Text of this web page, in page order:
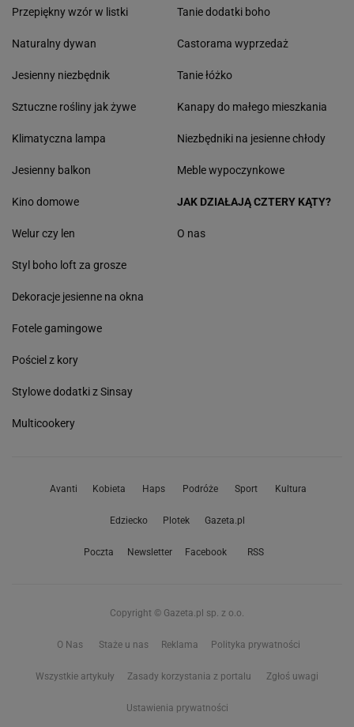
Przepiękny wzór w listki
Naturalny dywan
Jesienny niezbędnik
Sztuczne rośliny jak żywe
Klimatyczna lampa
Jesienny balkon
Tanie dodatki boho
Castorama wyprzedaż
Tanie łóżko
Kanapy do małego mieszkania
Niezbędniki na jesienne chłody
Meble wypoczynkowe
Kino domowe
Welur czy len
Styl boho loft za grosze
Dekoracje jesienne na okna
Fotele gamingowe
Pościel z kory
Stylowe dodatki z Sinsay
Multicookery
JAK DZIAŁAJĄ CZTERY KĄTY?
O nas
Avanti Kobieta Haps Podróże Sport Kultura
Edziecko Plotek Gazeta.pl
Poczta Newsletter Facebook RSS
Copyright © Gazeta.pl sp. z o.o.
O Nas Staże u nas Reklama Polityka prywatności
Wszystkie artykuły Zasady korzystania z portalu Zgłoś uwagi
Ustawienia prywatności